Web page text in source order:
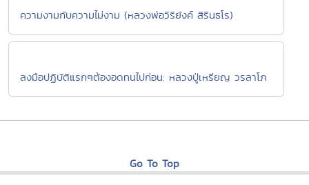
ความงามกับความไม่งาม (หลวงพ่อวิริยังค์ สิรินธโร)
ลงมือปฏิบัติแรกๆต้องอดทนไปก่อน: หลวงปู่เหรียญ วรลาโภ
Go To Top